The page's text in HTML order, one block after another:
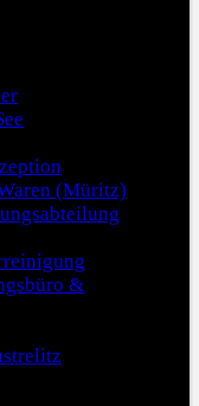
(Müritz)
&